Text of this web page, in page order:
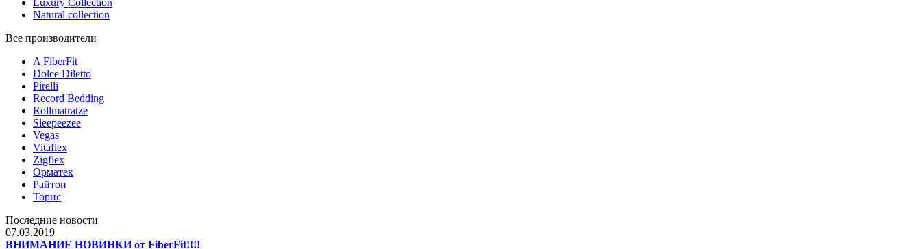
Luxury Collection
Natural collection
Все производители
A FiberFit
Dolce Diletto
Pirelli
Record Bedding
Rollmatratze
Sleepeezee
Vegas
Vitaflex
Zigflex
Орматек
Райтон
Торис
Последние новости
07.03.2019
ВНИМАНИЕ НОВИНКИ от FiberFit!!!!